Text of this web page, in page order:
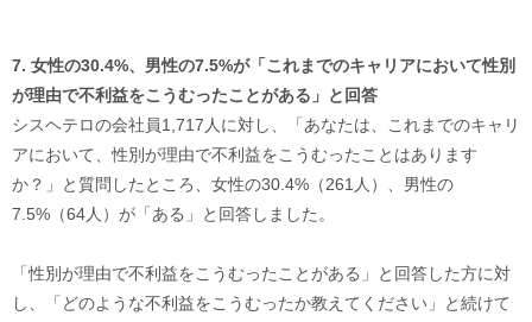
7. 女性の30.4%、男性の7.5%が「これまでのキャリアにおいて性別
が理由で不利益をこうむったことがある」と回答
シスヘテロの会社員1,717人に対し、「あなたは、これまでのキャリ
アにおいて、性別が理由で不利益をこうむったことはあります
か？」と質問したところ、女性の30.4%（261人）、男性の
7.5%（64人）が「ある」と回答しました。
「性別が理由で不利益をこうむったことがある」と回答した方に対
し、「どのような不利益をこうむったか教えてください」と続けて